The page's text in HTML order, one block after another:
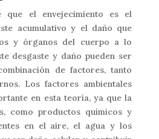
que el envejecimiento es el
acumulativo y el daño que
y órganos del cuerpo a lo
desgaste y daño pueden ser
de factores, tanto
Los factores ambientales
en esta teoría, ya que la
como productos químicos y
en el aire, el agua y los